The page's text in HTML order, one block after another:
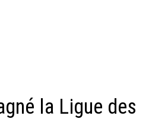
la Ligue des